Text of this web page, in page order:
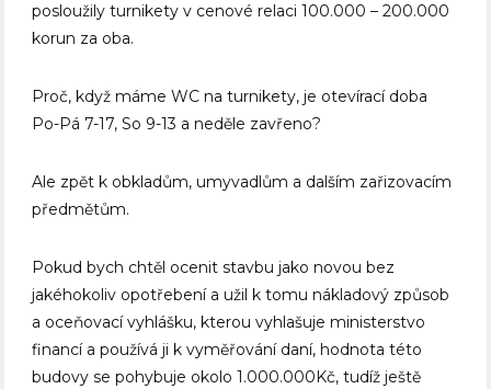
posloužily turnikety v cenové relaci 100.000 – 200.000
korun za oba.
Proč, když máme WC na turnikety, je otevírací doba
Po-Pá 7-17, So 9-13 a neděle zavřeno?
Ale zpět k obkladům, umyvadlům a dalším zařizovacím
předmětům.
Pokud bych chtěl ocenit stavbu jako novou bez
jakéhokoliv opotřebení a užil k tomu nákladový způsob
a oceňovací vyhlášku, kterou vyhlašuje ministerstvo
financí a používá ji k vyměřování daní, hodnota této
budovy se pohybuje okolo 1.000.000Kč, tudíž ještě